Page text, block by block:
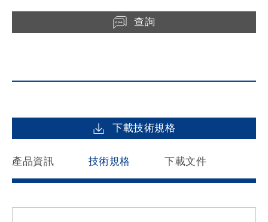
查詢
下載技術規格
產品資訊 技術規格 下載文件